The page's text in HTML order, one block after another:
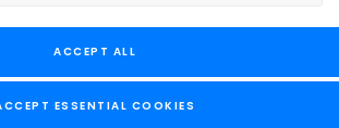
습니다.ACCEPT ALL
ESSENTIAL COOKIES